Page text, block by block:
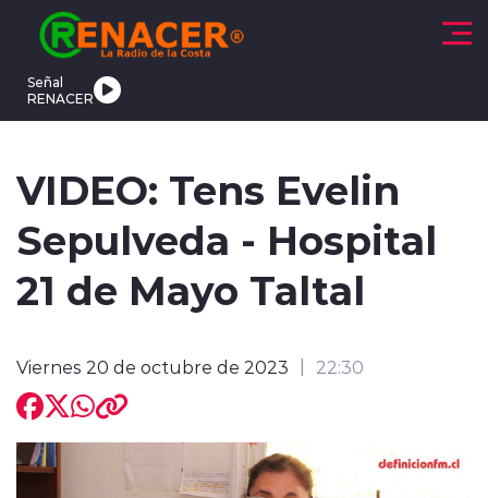
Click acá para ir directamente al contenido
Señal
RENACER
VIDEO: Tens Evelin
Sepulveda - Hospital
21 de Mayo Taltal
Viernes 20 de octubre de 2023 22:30